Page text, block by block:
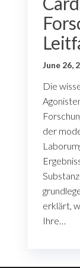
June 26,
Die
der
erklärt,
Ihre…